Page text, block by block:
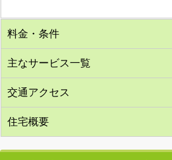
料金・条件
主なサービス一覧
交通アクセス
住宅概要